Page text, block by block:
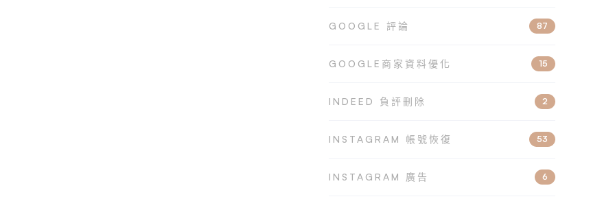
GOOGLE 評論 87
GOOGLE商家資料優化 15
INDEED 負評刪除 2
INSTAGRAM 帳號恢復 53
INSTAGRAM 廣告 6